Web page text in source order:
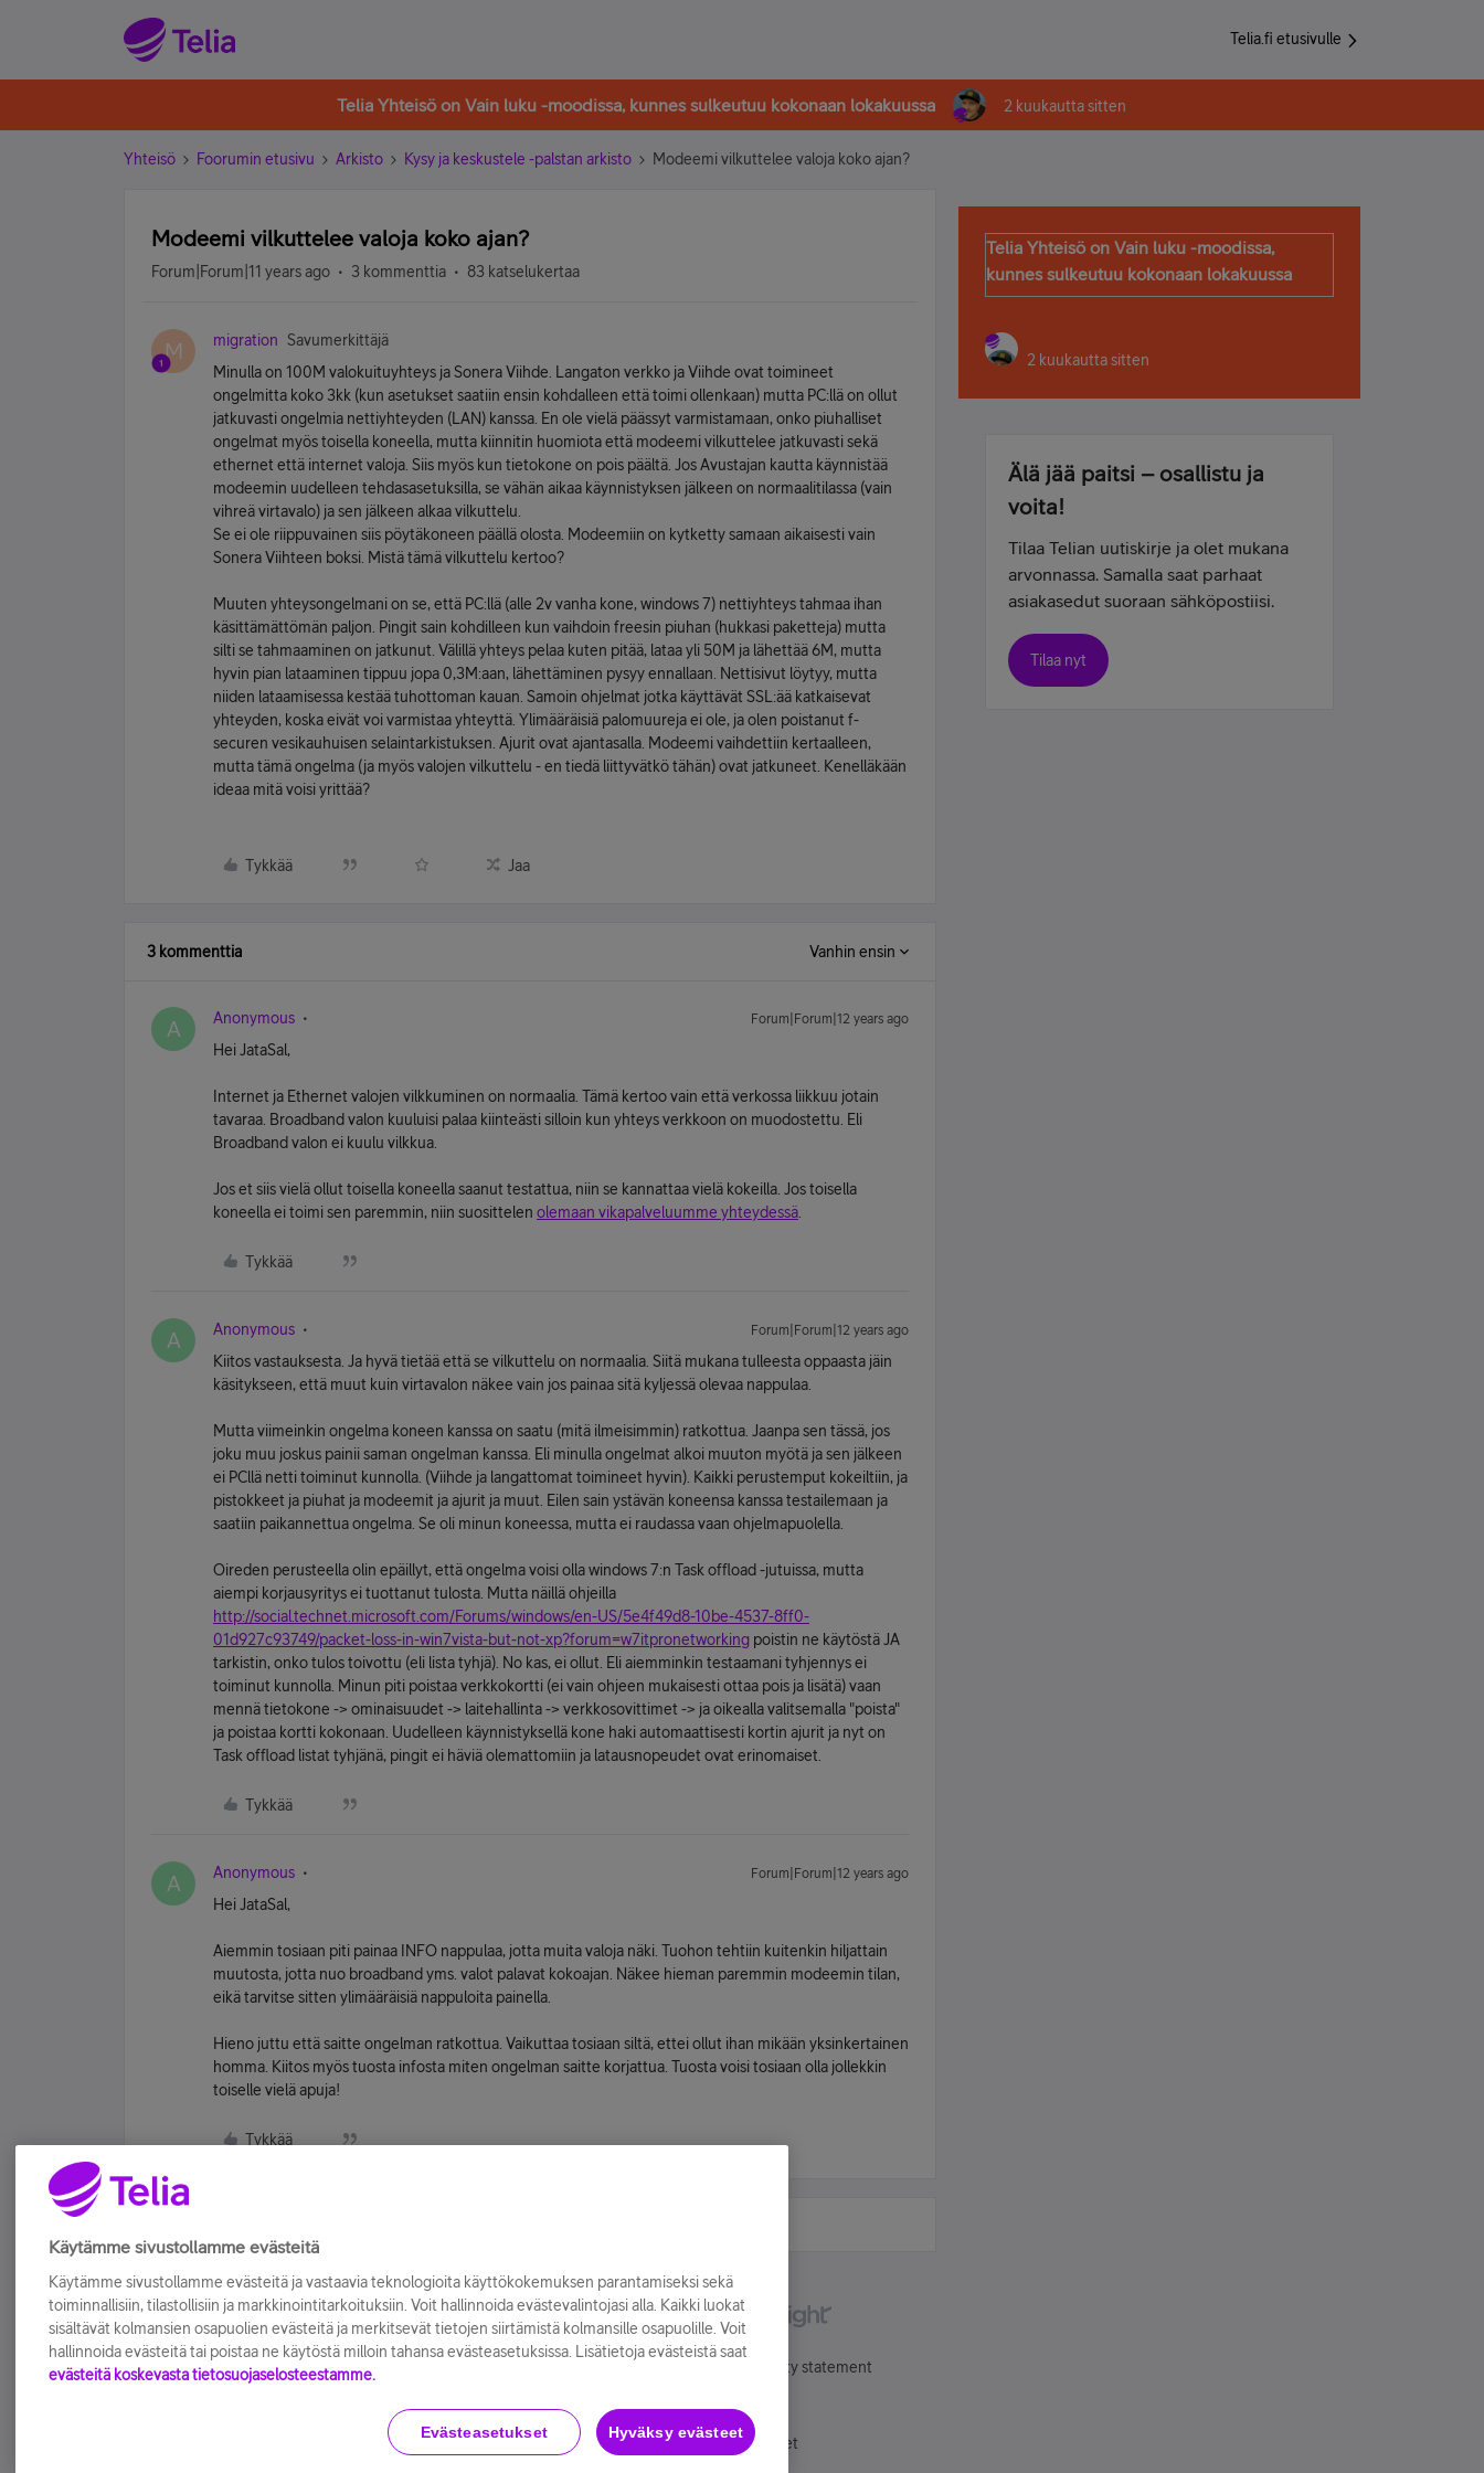
Telia.fi etusivulle
Telia Yhteisö on Vain luku -moodissa, kunnes sulkeutuu kokonaan lokakuussa 2 kuukautta sitten
Yhteisö Foorumin etusivu Arkisto Kysy ja keskustele -palstan arkisto Modeemi vilkuttelee valoja koko ajan?
Modeemi vilkuttelee valoja koko ajan?
Forum|Forum|11 years ago 3 kommenttia 83 katselukertaa
M migration
Savumerkittäjä
Minulla on 100M valokuituyhteys ja Sonera Viihde. Langaton verkko ja Viihde ovat toimineet
ongelmitta koko 3kk (kun asetukset saatiin ensin kohdalleen että toimi ollenkaan) mutta PC:llä on ollut
jatkuvasti ongelmia nettiyhteyden (LAN) kanssa. En ole vielä päässyt varmistamaan, onko piuhalliset
ongelmat myös toisella koneella, mutta kiinnitin huomiota että modeemi vilkuttelee jatkuvasti sekä
ethernet että internet valoja. Siis myös kun tietokone on pois päältä. Jos Avustajan kautta käynnistää
modeemin uudelleen tehdasasetuksilla, se vähän aikaa käynnistyksen jälkeen on normaalitilassa (vain
vihreä virtavalo) ja sen jälkeen alkaa vilkuttelu.
Se ei ole riippuvainen siis pöytäkoneen päällä olosta. Modeemiin on kytketty samaan aikaisesti vain
Sonera Viihteen boksi. Mistä tämä vilkuttelu kertoo?
Muuten yhteysongelmani on se, että PC:llä (alle 2v vanha kone, windows 7) nettiyhteys tahmaa ihan
käsittämättömän paljon. Pingit sain kohdilleen kun vaihdoin freesin piuhan (hukkasi paketteja) mutta
silti se tahmaaminen on jatkunut. Välillä yhteys pelaa kuten pitää, lataa yli 50M ja lähettää 6M, mutta
hyvin pian lataaminen tippuu jopa 0,3M:aan, lähettäminen pysyy ennallaan. Nettisivut löytyy, mutta
niiden lataamisessa kestää tuhottoman kauan. Samoin ohjelmat jotka käyttävät SSL:ää katkaisevat
yhteyden, koska eivät voi varmistaa yhteyttä. Ylimääräisiä palomuureja ei ole, ja olen poistanut f-
securen vesikauhuisen selaintarkistuksen. Ajurit ovat ajantasalla. Modeemi vaihdettiin kertaalleen,
mutta tämä ongelma (ja myös valojen vilkuttelu - en tiedä liittyvätkö tähän) ovat jatkuneet. Kenelläkään
ideaa mitä voisi yrittää?
Tykkää Jaa
3 kommenttia Vanhin ensin
A Anonymous Forum|Forum|12 years ago
Hei JataSal,
Internet ja Ethernet valojen vilkkuminen on normaalia. Tämä kertoo vain että verkossa liikkuu jotain
tavaraa. Broadband valon kuuluisi palaa kiinteästi silloin kun yhteys verkkoon on muodostettu. Eli
Broadband valon ei kuulu vilkkua.
Jos et siis vielä ollut toisella koneella saanut testattua, niin se kannattaa vielä kokeilla. Jos toisella
koneella ei toimi sen paremmin, niin suosittelen olemaan vikapalveluumme yhteydessä
Tykkää
A Anonymous Forum|Forum|12 years ago
Kiitos vastauksesta. Ja hyvä tietää että se vilkuttelu on normaalia. Siitä mukana tulleesta oppaasta jäin
käsitykseen, että muut kuin virtavalon näkee vain jos painaa sitä kyljessä olevaa nappulaa.
Mutta viimeinkin ongelma koneen kanssa on saatu (mitä ilmeisimmin) ratkottua. Jaanpa sen tässä, jos
joku muu joskus painii saman ongelman kanssa. Eli minulla ongelmat alkoi muuton myötä ja sen jälkeen
ei PCllä netti toiminut kunnolla. (Viihde ja langattomat toimineet hyvin). Kaikki perustemput kokeiltiin, ja
pistokkeet ja piuhat ja modeemit ja ajurit ja muut. Eilen sain ystävän koneensa kanssa testailemaan ja
saatiin paikannettua ongelma. Se oli minun koneessa, mutta ei raudassa vaan ohjelmapuolella.
Oireden perusteella olin epäillyt, että ongelma voisi olla windows 7:n Task offload -jutuissa, mutta
aiempi korjausyritys ei tuottanut tulosta. Mutta näillä ohjeilla
http://social.technet.microsoft.com/Forums/windows/en-US/5e4f49d8-10be-4537-8ff0-
01d927c93749/packet-loss-in-win7vista-but-not-xp?forum=w7itpronetworking poistin ne käytöstä JA
tarkistin, onko tulos toivottu (eli lista tyhjä). No kas, ei ollut. Eli aiemminkin testaamani tyhjennys ei
toiminut kunnolla. Minun piti poistaa verkkokortti (ei vain ohjeen mukaisesti ottaa pois ja lisätä) vaan
mennä tietokone -> ominaisuudet -> laitehallinta -> verkkosovittimet -> ja oikealla valitsemalla "poista"
ja poistaa kortti kokonaan. Uudelleen käynnistyksellä kone haki automaattisesti kortin ajurit ja nyt on
Task offload listat tyhjänä, pingit ei häviä olemattomiin ja latausnopeudet ovat erinomaiset.
Tykkää
A Anonymous Forum|Forum|12 years ago
Hei JataSal,
Aiemmin tosiaan piti painaa INFO nappulaa, jotta muita valoja näki. Tuohon tehtiin kuitenkin hiljattain
muutosta, jotta nuo broadband yms. valot palavat kokoajan. Näkee hieman paremmin modeemin tilan,
eikä tarvitse sitten ylimääräisiä nappuloita painella.
Hieno juttu että saitte ongelman ratkottua. Vaikuttaa tosiaan siltä, ettei ollut ihan mikään yksinkertainen
homma. Kiitos myös tuosta infosta miten ongelman saitte korjattua. Tuosta voisi tosiaan olla jollekkin
toiselle vielä apuja!
Tykkää
Telia Yhteisö on Vain luku -moodissa,
kunnes sulkeutuu kokonaan lokakuussa
2 kuukautta sitten
Älä jää paitsi – osallistu ja
voita!
Tilaa Telian uutiskirje ja olet mukana
arvonnassa. Samalla saat parhaat
asiakasedut suoraan sähköpostiisi.
Tilaa nyt
Accessibility statement
Evästeasetukset
Käytämme sivustollamme evästeitä
Käytämme sivustollamme evästeitä ja vastaavia teknologioita käyttökokemuksen parantamiseksi sekä
toiminnallisiin, tilastollisiin ja markkinointitarkoituksiin. Voit hallinnoida evästevalintojasi alla. Kaikki luokat
sisältävät kolmansien osapuolien evästeitä ja merkitsevät tietojen siirtämistä kolmansille osapuolille. Voit
hallinnoida evästeitä tai poistaa ne käytöstä milloin tahansa evästeasetuksissa. Lisätietoja evästeistä saat
evästeitä koskevasta tietosuojaselosteestamme.
Evästeasetukset Hyväksy evästeet